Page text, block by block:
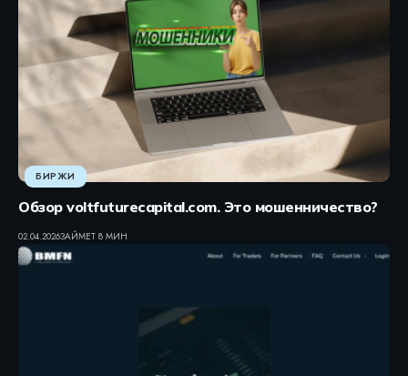
БИРЖИ
Обзор voltfuturecapital.com. Это мошенничество?
02.04.2026ЗАЙМЕТ 8 МИН